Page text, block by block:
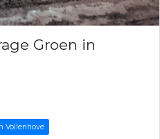
Groen in
Vollenhove